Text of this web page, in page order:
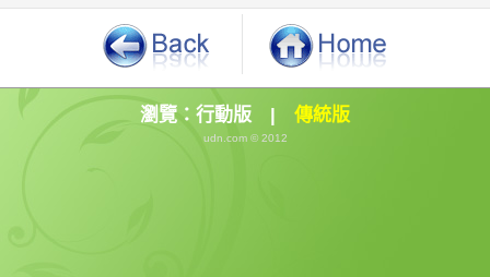
瀏覽： 行動版 | 傳統版
udn.com © 2012